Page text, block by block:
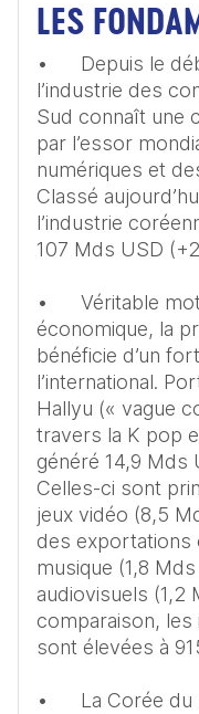
LES
•	Depuis le début des années 2010,
l’industrie des
Sud connaît une
par l’essor
numériques et
Classé
l’industrie
107 Mds USD
•	Véritable moteur de croissance
économique, la
bénéficie d’un
l’international.
Hallyu (« vague
travers la K pop
généré 14,9 Mds
Celles-ci sont
jeux vidéo (8,5
des exportations
musique (1,8
audiovisuels (1,2
comparaison,
sont élevées à
•	La Corée du Sud ambitionne de porter le